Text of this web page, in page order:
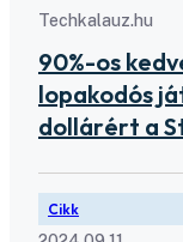
Techkalauz.hu
90%-os
lopakodós
dollárért a
Cikk